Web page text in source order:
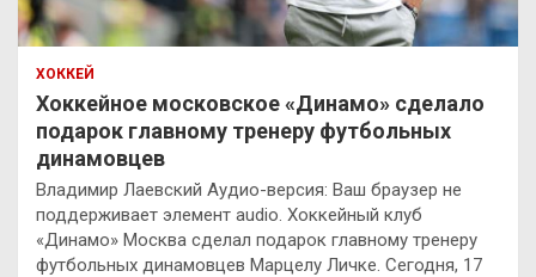
ХОККЕЙ
Хоккейное московское «Динамо» сделало
подарок главному тренеру футбольных
динамовцев
Владимир Лаевский Аудио-версия: Ваш браузер не
поддерживает элемент audio. Хоккейный клуб
«Динамо» Москва сделал подарок главному тренеру
футбольных динамовцев Марцелу Личке. Сегодня, 17